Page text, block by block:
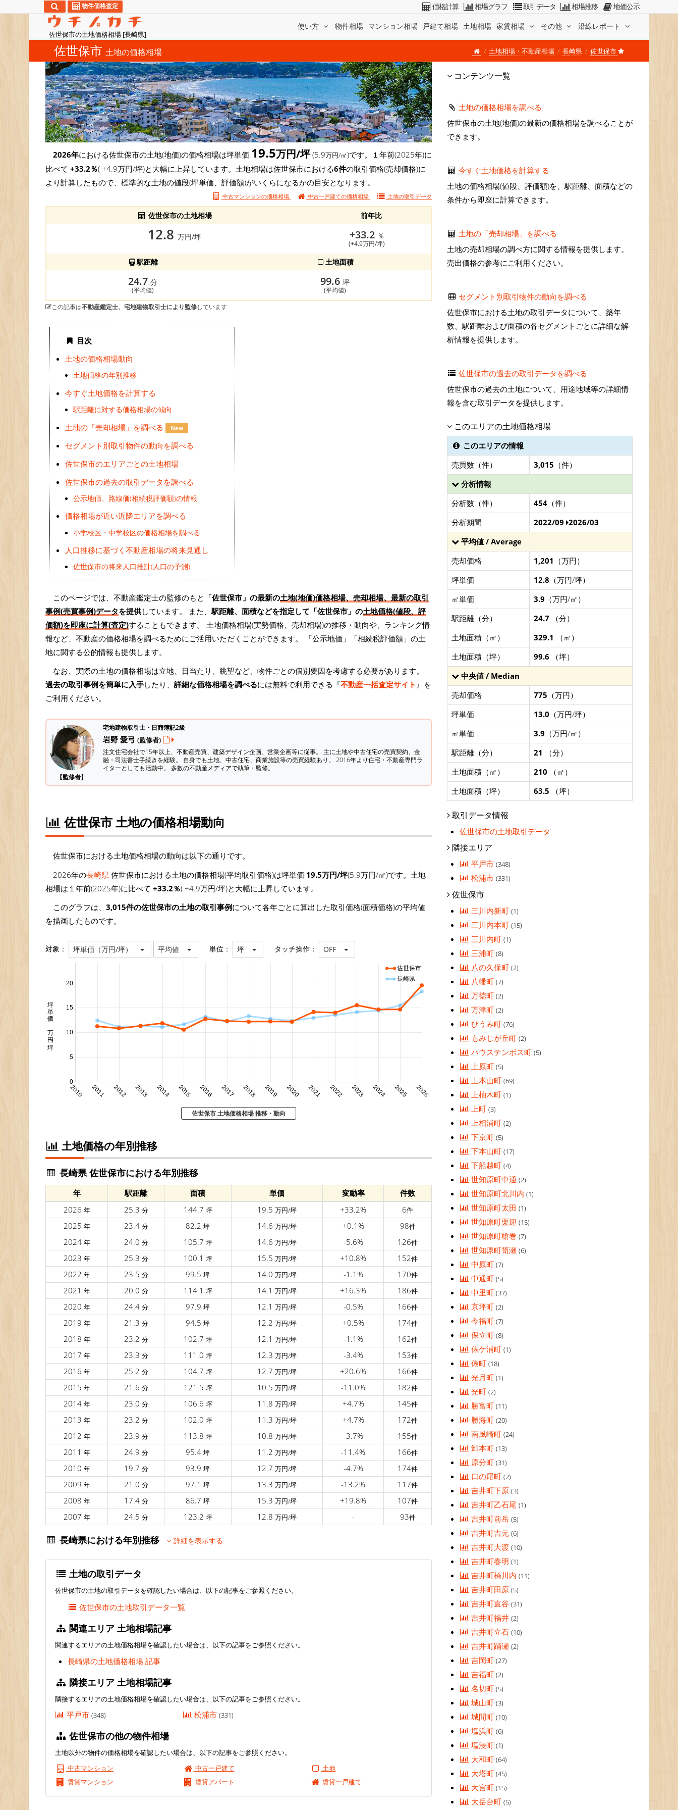
佐世保市の土地価格相場 [長崎県]
使い方 物件相場 マンション相場 戸建て相場 土地相場 家賃相場 その他 沿線レポート
物件価格査定 価格計算 相場グラフ 取引データ 相場推移 地価公示
佐世保市 土地の価格相場 土地相場・不動産相場 長崎県 佐世保市
2026年における佐世保市の土地(地価)の価格相場は坪単価 19.5万円/坪(5.9万円/㎡)です。１年前(2025年)に
比べて +33.2％( +4.9万円/坪)と大幅に上昇しています。土地相場は佐世保市における6件の取引価格(売却価格)に
より計算したもので、標準的な土地の値段(坪単価、評価額)がいくらになるかの目安となります。
中古マンションの価格相場 中古一戸建ての価格相場 土地の取引データ
佐世保市の土地相場 前年比
12.8 万円/坪 +33.2 ％
(+4.9万円/坪)
駅距離 土地面積
24.7 分
(平均値)
99.6 坪
(平均値)
この記事は不動産鑑定士、宅地建物取引士により監修しています
目次
土地の価格相場動向
土地価格の年別推移
今すぐ土地価格を計算する
駅距離に対する価格相場の傾向
土地の「売却相場」を調べる New
セグメント別取引物件の動向を調べる
佐世保市のエリアごとの土地相場
佐世保市の過去の取引データを調べる
公示地価、路線価(相続税評価額)の情報
価格相場が近い近隣エリアを調べる
小学校区・中学校区の価格相場を調べる
人口推移に基づく不動産相場の将来見通し
佐世保市の将来人口推計(人口の予測)
このページでは、不動産鑑定士の監修のもと 「佐世保市」の最新の土地(地価)価格相場、売却相場、最新の取引
事例(売買事例)データを提供しています。 また、 駅距離、面積などを指定して「佐世保市」の土地価格(値段、評
価額)を即座に計算(査定)することもできます。 土地価格相場(実勢価格、売却相場)の推移・動向や、ランキング情
報など、不動産の価格相場を調べるためにご活用いただくことができます。
「公示地価」「相続税評価額」の土
地に関する公的情報も提供します。
なお、実際の土地の価格相場は立地、日当たり、眺望など、物件ごとの個別要因を考慮する必要があります。
過去の取引事例を簡単に入手したり、 詳細な価格相場を調べるには無料で利用できる『不動産一括査定サイト 』を
ご利用ください。
【監修者】
宅地建物取引士・日商簿記2級
岩野 愛弓 (監修者)
注文住宅会社で15年以上、不動産売買、建築デザイン企画、営業企画等に従事。 主に土地や中古住宅の売買契約、金
融・司法書士手続きを経験。 自身でも土地、中古住宅、商業施設等の売買経験あり。 2016年より住宅・不動産専門ラ
イターとしても活動中。 多数の不動産メディアで執筆・監修。
佐世保市 土地の価格相場動向
佐世保市における土地価格相場の動向は以下の通りです。
2026年の長崎県 佐世保市における土地の価格相場(平均取引価格)は坪単価 19.5万円/坪(5.9万円/㎡)です。土地
相場は１年前(2025年)に比べて +33.2％( +4.9万円/坪)と大幅に上昇しています。
このグラフは、 3,015件の佐世保市の土地の取引事例について各年ごとに算出した取引価格(面積価格)の平均値
を描画したものです。
対象： 坪単価（万円/坪） 平均値 単位： 坪 タッチ操作： OFF
2010 2011 2012 2013 2014 2015 2016 2017 2018 2019 2020 2021 2022 2023 2024 2025 2026
0
5
10
15
20
坪単価 万円/坪
佐世保市
長崎県
佐世保市 土地価格相場 推移・動向
土地価格の年別推移
長崎県 佐世保市における年別推移
年 駅距離 面積 単価 変動率
件数
2026 年 25.3 分 144.7 坪 19.5 万円/坪 +33.2% 6件
2025 年 23.4 分 82.2 坪 14.6 万円/坪 +0.1% 98件
2024 年 24.0 分 105.7 坪 14.6 万円/坪 -5.6% 126件
2023 年 25.3 分 100.1 坪 15.5 万円/坪 +10.8% 152件
2022 年 23.5 分 99.5 坪 14.0 万円/坪 -1.1% 170件
2021 年 20.0 分 114.1 坪 14.1 万円/坪 +16.3% 186件
2020 年 24.4 分 97.9 坪 12.1 万円/坪 -0.5% 166件
2019 年 21.3 分 94.5 坪 12.2 万円/坪 +0.5% 174件
2018 年 23.2 分 102.7 坪 12.1 万円/坪 -1.1% 162件
2017 年 23.3 分 111.0 坪 12.3 万円/坪 -3.4% 153件
2016 年 25.2 分 104.7 坪 12.7 万円/坪 +20.6% 166件
2015 年 21.6 分 121.5 坪 10.5 万円/坪 -11.0% 182件
2014 年 23.0 分 106.6 坪 11.8 万円/坪 +4.7% 145件
2013 年 23.2 分 102.0 坪 11.3 万円/坪 +4.7% 172件
2012 年 23.9 分 113.8 坪 10.8 万円/坪 -3.7% 155件
2011 年 24.9 分 95.4 坪 11.2 万円/坪 -11.4% 166件
2010 年 19.7 分 93.9 坪 12.7 万円/坪 -4.7% 174件
2009 年 21.0 分 97.1 坪 13.3 万円/坪 -13.2% 117件
2008 年 17.4 分 86.7 坪 15.3 万円/坪 +19.8% 107件
2007 年 24.5 分 123.2 坪 12.8 万円/坪 - 93件
長崎県における年別推移 詳細を表示する
土地の取引データ
佐世保市の土地の取引データを確認したい場合は、以下の記事をご参照ください。
佐世保市の土地取引データ一覧
関連エリア 土地相場記事
関連するエリアの土地価格相場を確認したい場合は、以下の記事をご参照ください。
長崎県の土地価格相場 記事
隣接エリア 土地相場記事
隣接するエリアの土地価格相場を確認したい場合は、以下の記事をご参照ください。
平戸市(348) 松浦市 (331)
佐世保市の他の物件相場
土地以外の物件の価格相場を確認したい場合は、以下の記事をご参照ください。
中古マンション
中古一戸建て
土地
賃貸マンション
賃貸アパート 賃貸一戸建て
コンテンツ一覧
土地の価格相場を調べる
佐世保市の土地(地価)の最新の価格相場を調べることが
できます。
今すぐ土地価格を計算する
土地の価格相場(値段、評価額)を、駅距離、面積などの
条件から即座に計算できます。
土地の「売却相場」を調べる
土地の売却相場の調べ方に関する情報を提供します。
売出価格の参考にご利用ください。
セグメント別取引物件の動向を調べる
佐世保市における土地の取引データについて、築年
数、駅距離および面積の各セグメントごとに詳細な解
析情報を提供します。
佐世保市の過去の取引データを調べる
佐世保市の過去の土地について、用途地域等の詳細情
報を含む取引データを提供します。
このエリアの土地価格相場
このエリアの情報
売買数（件）
3,015 （件）
分析情報
分析数（件）
454 （件）
分析期間
2022/09 2026/03
平均値 / Average
売却価格
1,201 （万円）
坪単価
12.8 （万円/坪）
㎡単価
3.9 （万円/㎡）
駅距離（分）
24.7 （分）
土地面積（㎡）
329.1 （㎡）
土地面積（坪）
99.6 （坪）
中央値 / Median
売却価格
775 （万円）
坪単価
13.0 （万円/坪）
㎡単価
3.9 （万円/㎡）
駅距離（分）
21 （分）
土地面積（㎡）
210 （㎡）
土地面積（坪）
63.5 （坪）
取引データ情報
佐世保市の土地取引データ
隣接エリア
平戸市(348)
松浦市(331)
佐世保市
三川内新町(1)
三川内本町(15)
三川内町(1)
三浦町(8)
八の久保町(2)
八幡町(7)
万徳町(2)
万津町(2)
ひうみ町(76)
もみじが丘町(2)
ハウステンボス町(5)
上原町(5)
上本山町(69)
上柚木町(1)
上町(3)
上相浦町(2)
下京町(5)
下本山町(17)
下船越町(4)
世知原町中通(2)
世知原町北川内(1)
世知原町太田(1)
世知原町栗迎(15)
世知原町槍巻(7)
世知原町笥瀬(6)
中原町(7)
中通町(5)
中里町(37)
京坪町(2)
今福町(7)
保立町(8)
俵ケ浦町(1)
俵町(18)
光月町(1)
光町(2)
勝富町(11)
勝海町(20)
南風崎町(24)
卸本町(13)
原分町(31)
口の尾町(2)
吉井町下原(3)
吉井町乙石尾(1)
吉井町前岳(5)
吉井町吉元(6)
吉井町大渡(10)
吉井町春明(1)
吉井町橋川内(11)
吉井町田原(5)
吉井町直谷(31)
吉井町福井(2)
吉井町立石(10)
吉井町踊瀬(2)
吉岡町(27)
吉福町(2)
名切町(5)
城山町(3)
城間町(10)
塩浜町(6)
塩浸町(1)
大和町(64)
大塔町(45)
大宮町(15)
大岳台町(5)